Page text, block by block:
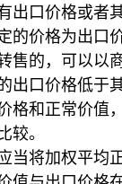
口价格或者
的价格为出口
售的，可以以
价格低于其
和正常价值
。
将加权平均